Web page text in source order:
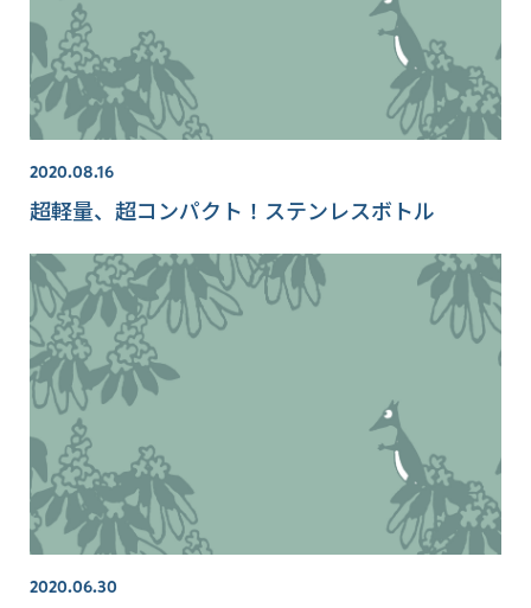
2020.08.16
超軽量、超コンパクト！ステンレスボトル
2020.06.30